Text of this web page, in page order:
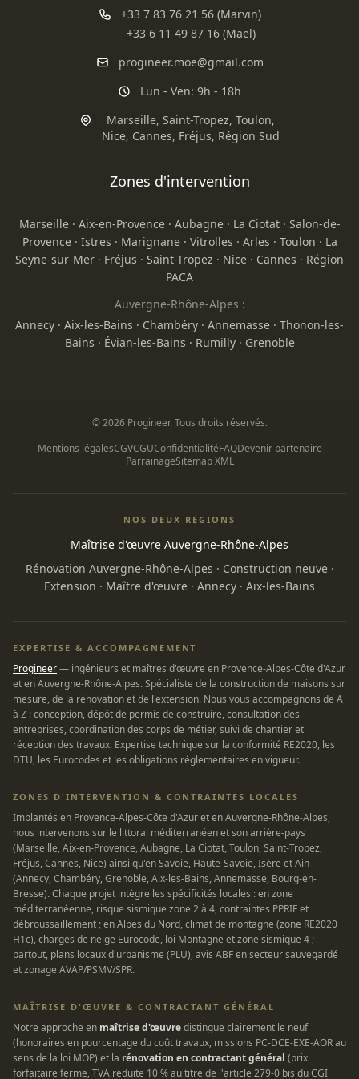
+33 7 83 76 21 56 (Marvin)
+33 6 11 49 87 16 (Mael)
progineer.moe@gmail.com
Lun - Ven: 9h - 18h
Marseille, Saint-Tropez, Toulon,
Nice, Cannes, Fréjus, Région Sud
Zones d'intervention
Marseille· Aix-en-Provence· Aubagne· La Ciotat· Salon-de-
Provence· Istres · Marignane· Vitrolles · Arles · Toulon · La
Seyne-sur-Mer · Fréjus · Saint-Tropez · Nice · Cannes · Région
PACA
Auvergne-Rhône-Alpes :
Annecy · Aix-les-Bains · Chambéry · Annemasse · Thonon-les-
Bains · Évian-les-Bains · Rumilly· Grenoble
© 2026 Progineer. Tous droits réservés.
Mentions légalesCGVCGUConfidentialitéFAQDevenir partenaire
ParrainageSitemap XML
NOS DEUX REGIONS
Maîtrise d'œuvre Auvergne-Rhône-Alpes
Rénovation Auvergne-Rhône-Alpes · Construction neuve·
Extension · Maître d'œuvre · Annecy · Aix-les-Bains
EXPERTISE & ACCOMPAGNEMENT
Progineer— ingénieurs et maîtres d'œuvre en Provence-Alpes-Côte d'Azur
et en Auvergne-Rhône-Alpes. Spécialiste de la construction de maisons sur
mesure, de la rénovation et de l'extension. Nous vous accompagnons de A
à Z : conception, dépôt de permis de construire, consultation des
entreprises, coordination des corps de métier, suivi de chantier et
réception des travaux. Expertise technique sur la conformité RE2020, les
DTU, les Eurocodes et les obligations réglementaires en vigueur.
ZONES D'INTERVENTION & CONTRAINTES LOCALES
Implantés en Provence-Alpes-Côte d'Azur et en Auvergne-Rhône-Alpes,
nous intervenons sur le littoral méditerranéen et son arrière-pays
(Marseille, Aix-en-Provence, Aubagne, La Ciotat, Toulon, Saint-Tropez,
Fréjus, Cannes, Nice) ainsi qu'en Savoie, Haute-Savoie, Isère et Ain
(Annecy, Chambéry, Grenoble, Aix-les-Bains, Annemasse, Bourg-en-
Bresse). Chaque projet intègre les spécificités locales : en zone
méditerranéenne, risque sismique zone 2 à 4, contraintes PPRIF et
débroussaillement ; en Alpes du Nord, climat de montagne (zone RE2020
H1c), charges de neige Eurocode, loi Montagne et zone sismique 4 ;
partout, plans locaux d'urbanisme (PLU), avis ABF en secteur sauvegardé
et zonage AVAP/PSMV/SPR.
MAÎTRISE D'ŒUVRE & CONTRACTANT GÉNÉRAL
Notre approche en maîtrise d'œuvredistingue clairement le neuf
(honoraires en pourcentage du coût travaux, missions PC-DCE-EXE-AOR au
sens de la loi MOP) et la rénovation en contractant général (prix
forfaitaire ferme, TVA réduite 10 % au titre de l'article 279-0 bis du CGI